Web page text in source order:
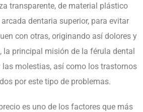
transparente, de material plástico
dentaria superior, para evitar
con otras, originando así dolores y
la principal misión de la férula dental
las molestias, así como los trastornos
por este tipo de problemas.
es uno de los factores que más